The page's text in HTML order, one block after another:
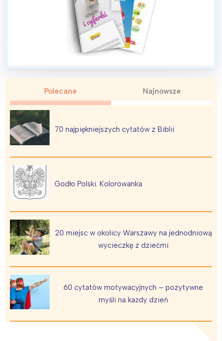
Polecane Najnowsze
70 najpiękniejszych cytatów z Biblii
Godło Polski. Kolorowanka
20 miejsc w okolicy Warszawy na jednodniową
wycieczkę z dziećmi
60 cytatów motywacyjnych – pozytywne
myśli na każdy dzień